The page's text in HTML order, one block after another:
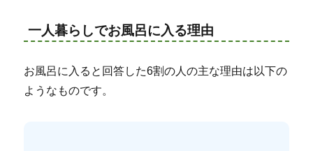
一人暮らしでお風呂に入る理由
お風呂に入ると回答した6割の人の主な理由は以下の
ようなものです。